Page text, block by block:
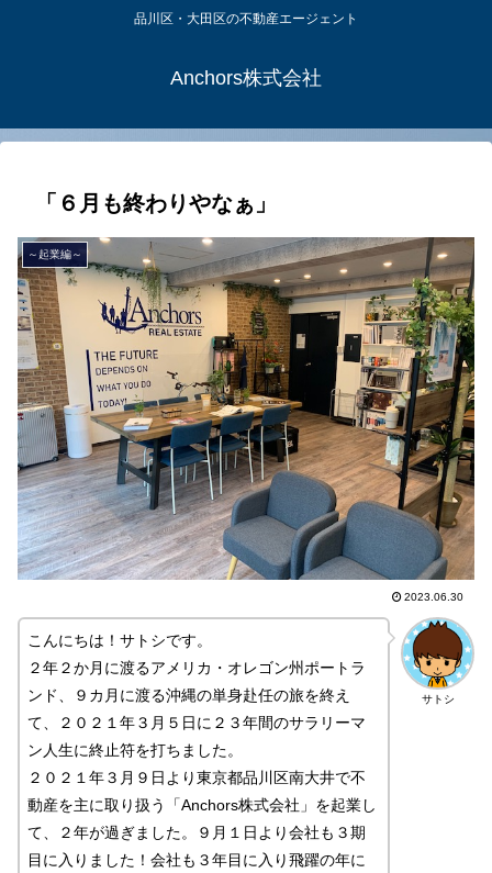
品川区・大田区の不動産エージェント
Anchors株式会社
「６月も終わりやなぁ」
～起業編～
2023.06.30
サトシ
こんにちは！サトシです。
２年２か月に渡るアメリカ・オレゴン州ポートラ
ンド、９カ月に渡る沖縄の単身赴任の旅を終え
て、２０２１年３月５日に２３年間のサラリーマ
ン人生に終止符を打ちました。
２０２１年３月９日より東京都品川区南大井で不
動産を主に取り扱う「Anchors株式会社」を起業し
て、２年が過ぎました。９月１日より会社も３期
目に入りました！会社も３年目に入り飛躍の年に